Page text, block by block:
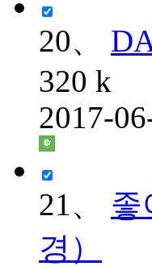
20、
320 k
2017-
21、
좋
경）